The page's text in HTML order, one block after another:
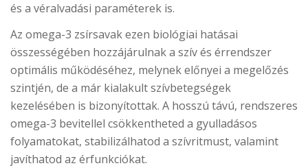
és a véralvadási paraméterek is.
Az omega-3 zsírsavak ezen biológiai hatásai
összességében hozzájárulnak a szív és érrendszer
optimális működéséhez, melynek előnyei a megelőzés
szintjén, de a már kialakult szívbetegségek
kezelésében is bizonyítottak. A hosszú távú, rendszeres
omega-3 bevitellel csökkentheted a gyulladásos
folyamatokat, stabilizálhatod a szívritmust, valamint
javíthatod az érfunkciókat.